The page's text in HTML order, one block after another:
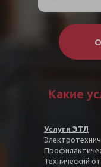
Услуги ЭТЛ
Технический
Какие